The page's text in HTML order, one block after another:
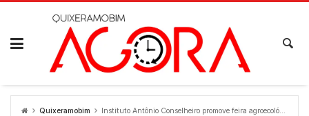
Skip
Quixeramobim Instituto Antônio Conselheiro promove feira agroecológica nesta sexta-feira, 3, em Quixeramobim